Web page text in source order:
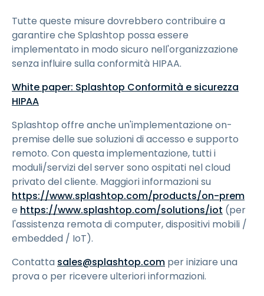
Tutte queste misure dovrebbero contribuire a
garantire che Splashtop possa essere
implementato in modo sicuro nell'organizzazione
senza influire sulla conformità HIPAA.
White paper: Splashtop Conformità e sicurezza
HIPAA
Splashtop offre anche un'implementazione on-
premise delle sue soluzioni di accesso e supporto
remoto. Con questa implementazione, tutti i
moduli/servizi del server sono ospitati nel cloud
privato del cliente. Maggiori informazioni su
https://www.splashtop.com/products/on-prem
e https://www.splashtop.com/solutions/iot (per
l'assistenza remota di computer, dispositivi mobili /
embedded / IoT).
Contatta sales@splashtop.com per iniziare una
prova o per ricevere ulteriori informazioni.